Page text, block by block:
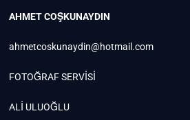
AHMET COŞKUNAYDIN
ahmetcoskunaydin@hotmail.com
FOTOĞRAF SERVİSİ
ALİ ULUOĞLU